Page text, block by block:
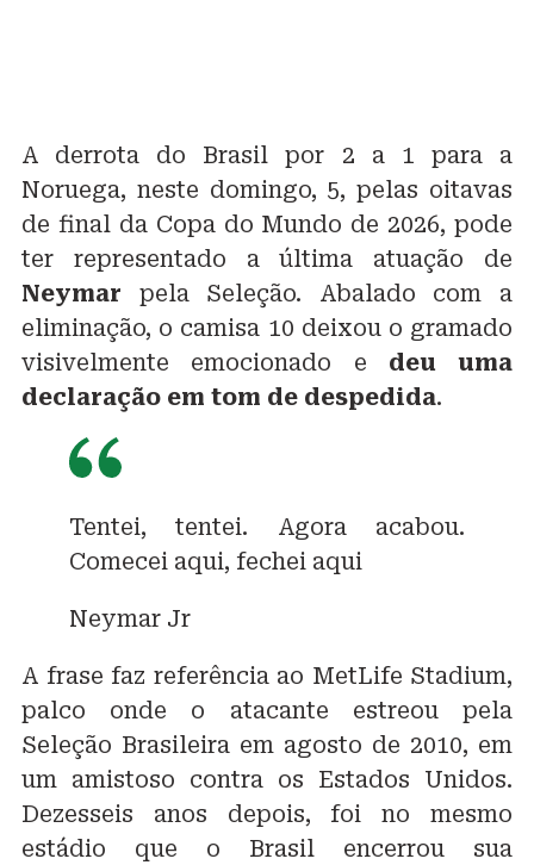
A derrota do Brasil por 2 a 1 para a
Noruega, neste domingo, 5, pelas oitavas
de final da Copa do Mundo de 2026, pode
ter representado a última atuação de
Neymar pela Seleção. Abalado com a
eliminação, o camisa 10 deixou o gramado
visivelmente emocionado e deu uma
declaração em tom de despedida.
Tentei, tentei. Agora acabou.
Comecei aqui, fechei aqui
Neymar Jr
A frase faz referência ao MetLife Stadium,
palco onde o atacante estreou pela
Seleção Brasileira em agosto de 2010, em
um amistoso contra os Estados Unidos.
Dezesseis anos depois, foi no mesmo
estádio que o Brasil encerrou sua